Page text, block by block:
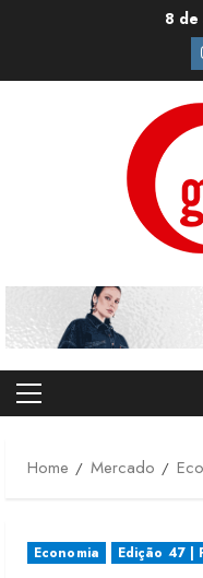
8
Primary
Home
Mercado
Economia Edição 47 |